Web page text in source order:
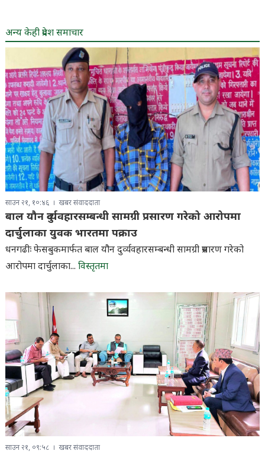
अन्य केही प्रदेश समाचार
साउन २१, १०:४६ खबर संवाददाता
बाल यौन दुर्व्यवहारसम्बन्धी सामग्री प्रसारण गरेको आरोपमा
दार्चुलाका युवक भारतमा पक्राउ
धनगढीः फेसबुकमार्फत बाल यौन दुर्व्यवहारसम्बन्धी सामग्री प्रसारण गरेको
आरोपमा दार्चुलाका... विस्तृतमा
साउन २१, ०९:५८ खबर संवाददाता